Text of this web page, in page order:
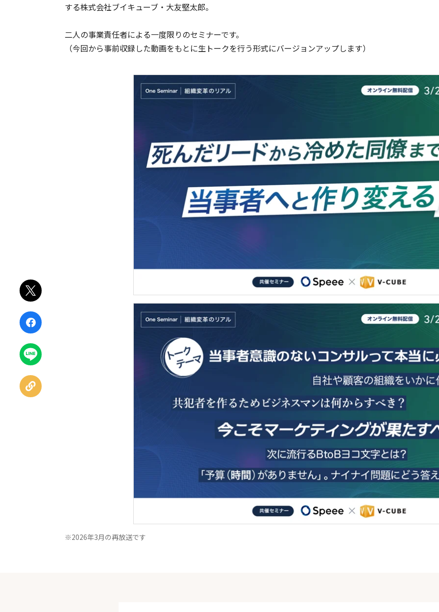
ポスト
シェア
LINEで
送る
URLを
コピー
する株式会社ブイキューブ・大友堅太郎。
二人の事業責任者による一度限りのセミナーです。
（今回から事前収録した動画をもとに生トークを行う形式にバージョンアップします）
※2026年3月の再放送です